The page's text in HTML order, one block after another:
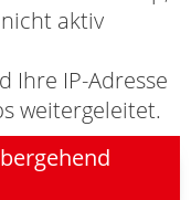
aktiv
Ihre IP-Adresse
weitergeleitet.